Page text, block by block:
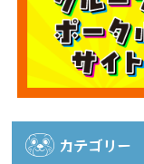
カテゴリー